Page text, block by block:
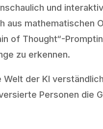
und
mathematischen
of Thought“-
zu erkennen.
der KI
Personen die